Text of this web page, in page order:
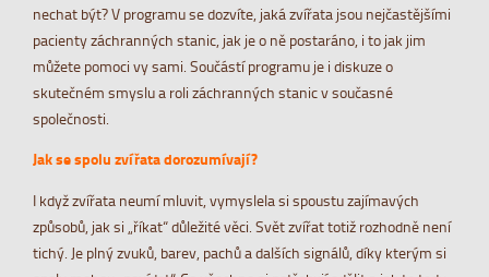
nechat být? V programu se dozvíte, jaká zvířata jsou nejčastějšími
pacienty záchranných stanic, jak je o ně postaráno, i to jak jim
můžete pomoci vy sami. Součástí programu je i diskuze o
skutečném smyslu a roli záchranných stanic v současné
společnosti.
Jak se spolu zvířata dorozumívají?
I když zvířata neumí mluvit, vymyslela si spoustu zajímavých
způsobů, jak si „říkat“ důležité věci. Svět zvířat totiž rozhodně není
tichý. Je plný zvuků, barev, pachů a dalších signálů, díky kterým si